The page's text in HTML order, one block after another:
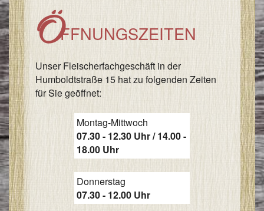
/
/
&
/
PARTNER
ÖFFNUNGSZEITEN
Unser Fleischerfachgeschäft in der
Humboldtstraße 15 hat zu folgenden Zeiten
für Sie geöffnet:
Montag-Mittwoch
07.30 - 12.30 Uhr / 14.00 -
18.00 Uhr
Donnerstag
07.30 - 12.00 Uhr